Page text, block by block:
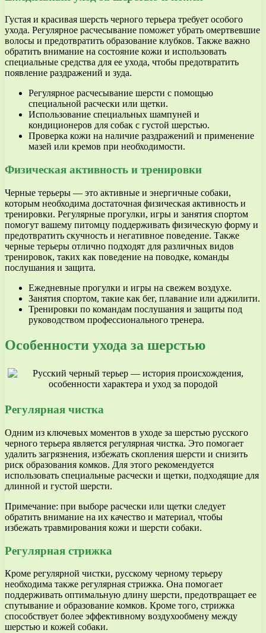
Густая и красивая шерсть черного терьера требует особого
ухода. Регулярное расчесывание поможет убрать омертвевшие
волосы и предотвратить образование клубков. Также важно
обратить внимание на состояние кожи и использовать
специальные средства для ее ухода, чтобы предотвратить
появление раздражений и зуда.
Регулярное расчесывание шерсти с помощью
специальной расчески или щетки.
Использование специальных шампуней и
кондиционеров для собак с густой шерстью.
Проверка кожи на наличие раздражений и применение
мазей или кремов при необходимости.
Физическая активность и тренировки
Черные терьеры — это активные и энергичные собаки,
которым необходима достаточная физическая активность и
тренировки. Регулярные прогулки, игры и занятия спортом
помогут вашему питомцу поддерживать физическую форму и
предотвратить скучность и негативное поведение. Также
черные терьеры отлично подходят для различных видов
тренировок, таких как поведение на поводке, команды
послушания и защита.
Ежедневные прогулки и игры на свежем воздухе.
Занятия спортом, такие как бег, плавание или аджилити.
Тренировки по командам послушания и защиты под
руководством профессионального тренера.
Особенности ухода за шерстью
Регулярная чистка
Одним из ключевых моментов в уходе за шерстью русского
черного терьера является регулярная чистка. Это помогает
удалить загрязнения, избежать скопления шерсти и снизить
риск образования комков. Для этого рекомендуется
использовать специальные расчески и щетки, подходящие для
длинной и густой шерсти.
Примечание: при выборе расчески или щетки следует
обратить внимание на их качество и материал, чтобы
избежать травмирования кожи и шерсти собаки.
Регулярная стрижка
Кроме регулярной чистки, русскому черному терьеру
необходима также регулярная стрижка. Она помогает
поддерживать оптимальную длину шерсти, предотвращает ее
спутывание и образование комков. Кроме того, стрижка
способствует более эффективному воздухообмену между
шерстью и кожей собаки.